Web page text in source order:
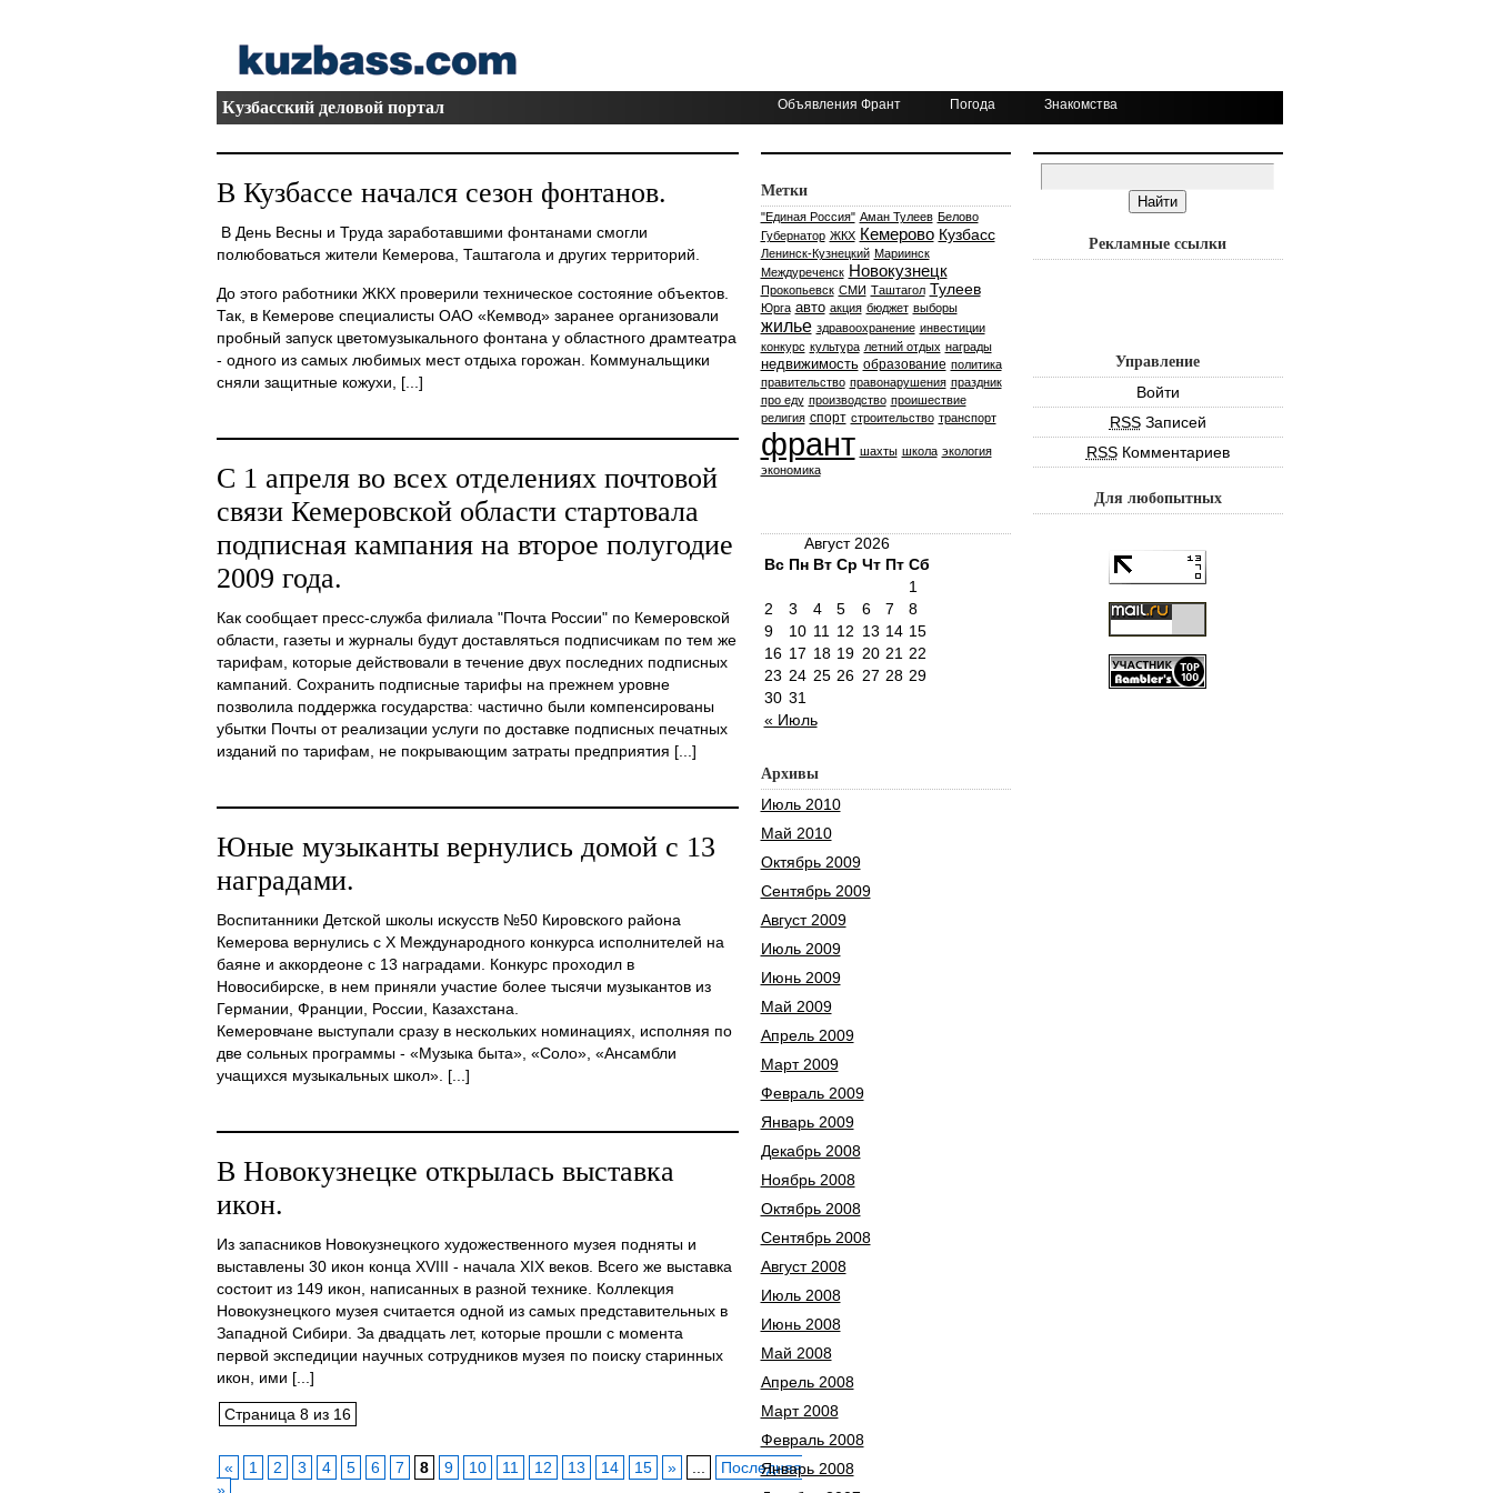
Кузбасский деловой портал Объявления Франт Погода Знакомства
В Кузбассе начался сезон фонтанов.
В День Весны и Труда заработавшими фонтанами смогли
полюбоваться жители Кемерова, Таштагола и других территорий.
До этого работники ЖКХ проверили техническое состояние объектов.
Так, в Кемерове специалисты ОАО «Кемвод» заранее организовали
пробный запуск цветомузыкального фонтана у областного драмтеатра
- одного из самых любимых мест отдыха горожан. Коммунальщики
сняли защитные кожухи, [...]
С 1 апреля во всех отделениях почтовой
связи Кемеровской области стартовала
подписная кампания на второе полугодие
2009 года.
Как сообщает пресс-служба филиала "Почта России" по Кемеровской
области, газеты и журналы будут доставляться подписчикам по тем же
тарифам, которые действовали в течение двух последних подписных
кампаний. Сохранить подписные тарифы на прежнем уровне
позволила поддержка государства: частично были компенсированы
убытки Почты от реализации услуги по доставке подписных печатных
изданий по тарифам, не покрывающим затраты предприятия [...]
Юные музыканты вернулись домой с 13
наградами.
Воспитанники Детской школы искусств №50 Кировского района
Кемерова вернулись с Х Международного конкурса исполнителей на
баяне и аккордеоне с 13 наградами. Конкурс проходил в
Новосибирске, в нем приняли участие более тысячи музыкантов из
Германии, Франции, России, Казахстана.
Кемеровчане выступали сразу в нескольких номинациях, исполняя по
две сольных программы - «Музыка быта», «Соло», «Ансамбли
учащихся музыкальных школ». [...]
В Новокузнецке открылась выставка
икон.
Из запасников Новокузнецкого художественного музея подняты и
выставлены 30 икон конца XVIII - начала XIX веков. Всего же выставка
состоит из 149 икон, написанных в разной технике. Коллекция
Новокузнецкого музея считается одной из самых представительных в
Западной Сибири. За двадцать лет, которые прошли с момента
первой экспедиции научных сотрудников музея по поиску старинных
икон, ими [...]
Страница 8 из 16
« 1 2 3 4 5 6 7 8 9 10 11 12 13 14 15 »
Последняя
Метки
"Единая Россия" Аман Тулеев Белово
Губернатор ЖКХ Кемерово Кузбасс
Ленинск-Кузнецкий Мариинск
Междуреченск Новокузнецк
Прокопьевск СМИ Таштагол Тулеев
Юрга авто акция бюджет выборы
жилье здравоохранение инвестиции
конкурс культура летний отдых награды
недвижимость образование политика
правительство правонарушения праздник
про еду производство проишествие
религия спорт строительство транспорт
франт шахты школа экология
экономика
Август 2026
Вс Пн Вт Ср Чт Пт Сб
« Июль
1
2
3 4 5 6 7
8
9
10 11 12 13 14 15
16 17 18 19 20 21 22
23 24 25 26 27 28 29
30 31
Архивы
Июль 2010
Май 2010
Октябрь 2009
Сентябрь 2009
Август 2009
Июль 2009
Июнь 2009
Май 2009
Апрель 2009
Март 2009
Февраль 2009
Январь 2009
Декабрь 2008
Ноябрь 2008
Октябрь 2008
Сентябрь 2008
Август 2008
Июль 2008
Июнь 2008
Май 2008
Апрель 2008
Март 2008
Февраль 2008
Январь 2008
Рекламные ссылки
Управление
Войти
RSSЗаписей
RSSКомментариев
Для любопытных